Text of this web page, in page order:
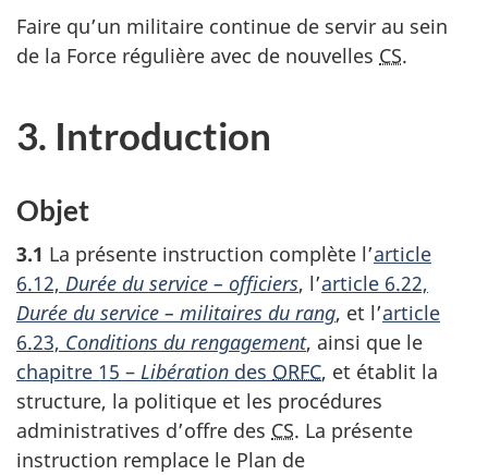
Faire qu’un militaire continue de servir au sein
de la Force régulière avec de nouvelles CS.
3. Introduction
Objet
3.1 La présente instruction complète l’article
6.12, Durée du service – officiers, l’article 6.22,
Durée du service – militaires du rang, et l’article
6.23, Conditions du rengagement, ainsi que le
chapitre 15 – Libération des ORFC, et établit la
structure, la politique et les procédures
administratives d’offre des CS. La présente
instruction remplace le Plan de